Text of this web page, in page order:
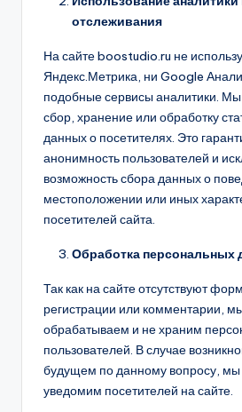
отслеживания
На сайте boostudio.ru не
Яндекс.Метрика, ни Google
подобные сервисы аналитики.
сбор, хранение или обработку
данных о посетителях. Это
анонимность пользователей и
возможность сбора данных о
местоположении или иных
посетителей сайта.
Обработка персональных
Так как на сайте отсутствуют
регистрации или комментарии,
обрабатываем и не храним
пользователей. В случае
будущем по данному вопросу, мы
уведомим посетителей на сайте.